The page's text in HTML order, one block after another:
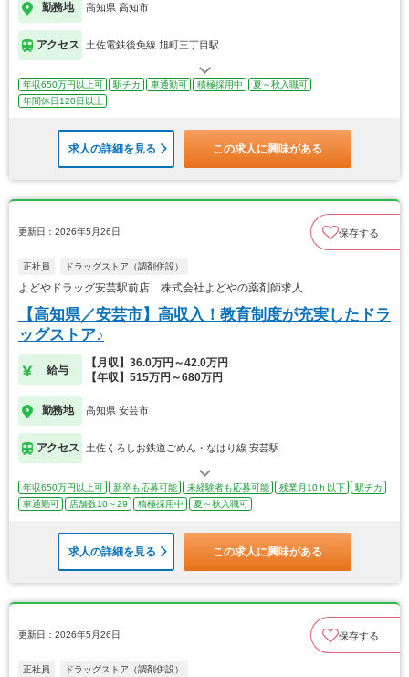
勤務地 高知県 高知市
アクセス 土佐電鉄後免線 旭町三丁目駅
年収650万円以上可 駅チカ 車通勤可 積極採用中
夏～秋入職可
年間休日120日以上
求人の詳細を見る この求人に興味がある
更新日：2026年5月26日 保存する
正社員 ドラッグストア（調剤併設）
よどやドラッグ安芸駅前店 株式会社よどやの薬剤師求人
【高知県／安芸市】高収入！教育制度が充実したドラ
ッグストア♪
給与
【月収】36.0万円～42.0万円
【年収】515万円～680万円
勤務地 高知県 安芸市
アクセス 土佐くろしお鉄道ごめん・なはり線 安芸駅
年収650万円以上可 新卒も応募可能 未経験者も応募可能 残業月10ｈ以下
駅チカ
車通勤可
店舗数10～29 積極採用中 夏～秋入職可
求人の詳細を見る この求人に興味がある
更新日：2026年5月26日 保存する
正社員 ドラッグストア（調剤併設）